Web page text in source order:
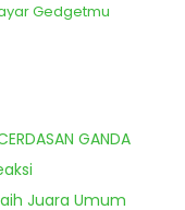
Gedgetmu
GANDA
Juara Umum